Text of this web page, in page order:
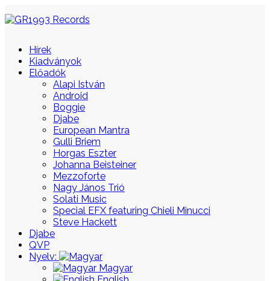
Hírek
Kiadványok
Előadók
Alapi István
Android
Boggie
Djabe
European Mantra
Gulli Briem
Horgas Eszter
Johanna Beisteiner
Mezzoforte
Nagy János Trió
Solati Music
Special EFX featuring Chieli Minucci
Steve Hackett
Djabe
QVP
Nyelv:
Magyar